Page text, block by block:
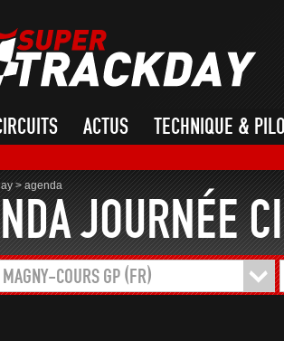
ACTUS TECHNIQUE &
>agenda
JOURNÉE
MAGNY-COURS GP (FR)